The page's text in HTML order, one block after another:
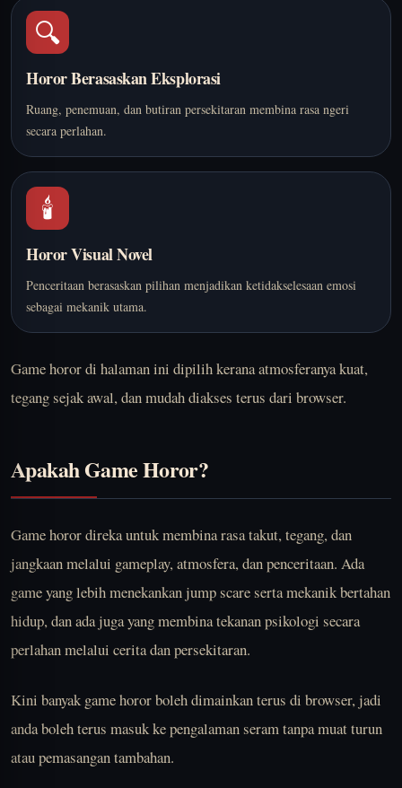
🔍
Horor Berasaskan Eksplorasi
Ruang, penemuan, dan butiran persekitaran membina rasa ngeri
secara perlahan.
🕯️
Horor Visual Novel
Penceritaan berasaskan pilihan menjadikan ketidakselesaan emosi
sebagai mekanik utama.
Game horor di halaman ini dipilih kerana atmosferanya kuat,
tegang sejak awal, dan mudah diakses terus dari browser.
Apakah Game Horor?
Game horor direka untuk membina rasa takut, tegang, dan
jangkaan melalui gameplay, atmosfera, dan penceritaan. Ada
game yang lebih menekankan jump scare serta mekanik bertahan
hidup, dan ada juga yang membina tekanan psikologi secara
perlahan melalui cerita dan persekitaran.
Kini banyak game horor boleh dimainkan terus di browser, jadi
anda boleh terus masuk ke pengalaman seram tanpa muat turun
atau pemasangan tambahan.